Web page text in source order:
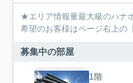
★エリア情報量最大級のハナホ
希望のお客様はページ右上の
募集中の部屋
1階